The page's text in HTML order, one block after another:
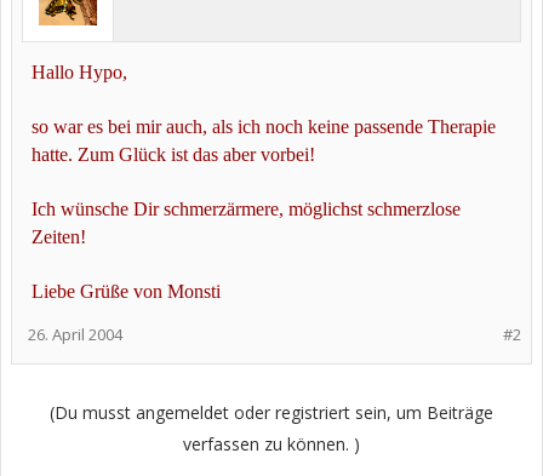
Hallo Hypo,
so war es bei mir auch, als ich noch keine passende Therapie
hatte. Zum Glück ist das aber vorbei!
Ich wünsche Dir schmerzärmere, möglichst schmerzlose
Zeiten!
Liebe Grüße von Monsti
#2
26. April 2004
(Du musst angemeldet oder registriert sein, um Beiträge
verfassen zu können. )